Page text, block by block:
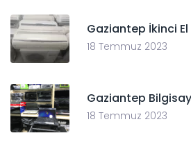
Gaziantep İkinci El
18 Temmuz 2023
Gaziantep
18 Temmuz 2023